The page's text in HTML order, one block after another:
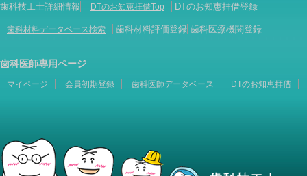
歯科技工士詳細情報 DTのお知恵拝借Top DTのお知恵拝借登録
歯科材料データベース検索 歯科材料評価登録 歯科医療機関登録
歯科医師専用ページ
マイページ 会員初期登録 歯科医師データベース DTのお知恵拝借